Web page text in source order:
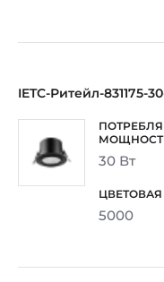
IETC-Ритейл-831175-
30 Вт
5000